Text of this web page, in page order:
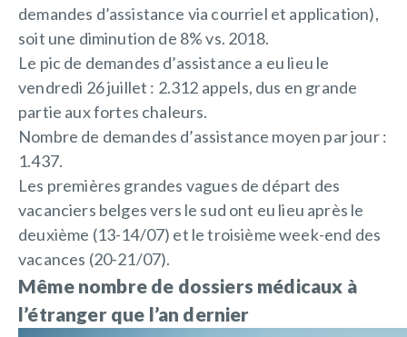
demandes d’assistance via courriel et application),
soit une diminution de 8% vs. 2018.
Le pic de demandes d’assistance a eu lieu le
vendredi 26 juillet : 2.312 appels, dus en grande
partie aux fortes chaleurs.
Nombre de demandes d’assistance moyen par jour :
1.437.
Les premières grandes vagues de départ des
vacanciers belges vers le sud ont eu lieu après le
deuxième (13-14/07) et le troisième week-end des
vacances (20-21/07).
Même nombre de dossiers médicaux à
l’étranger que l’an dernier